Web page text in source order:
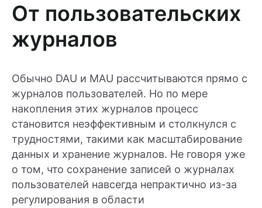
От пользовательских
журналов
Обычно DAU и MAU рассчитываются прямо с
журналов пользователей. Но по мере
накопления этих журналов процесс
становится неэффективным и столкнулся с
трудностями, такими как масштабирование
данных и хранение журналов. Не говоря уже
о том, что сохранение записей о журналах
пользователей навсегда непрактично из-за
регулирования в области